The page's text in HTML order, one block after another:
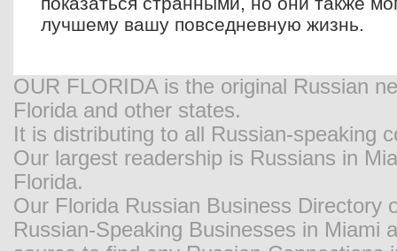
лучшему вашу повседневную жизнь.
OUR FLORIDA is the original Russian
Florida and other states.
It is distributing to all Russian-speaking
Our largest readership is Russians in
Florida.
Our Florida Russian Business Directory
Russian-Speaking Businesses in Miami